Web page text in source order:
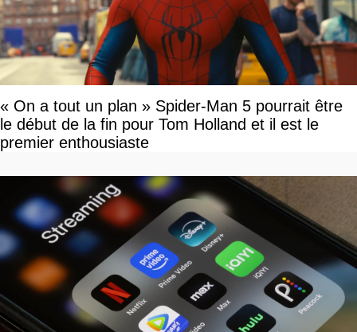
« On a tout un plan » Spider-Man 5 pourrait être
le début de la fin pour Tom Holland et il est le
premier enthousiaste